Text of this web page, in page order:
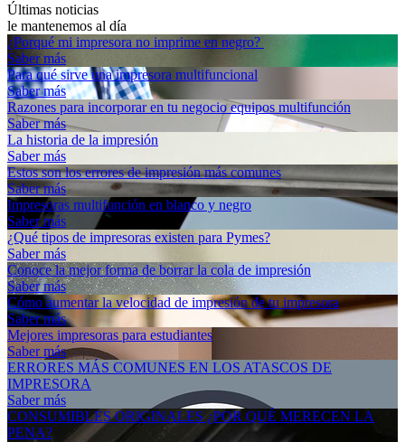
Últimas noticias
le mantenemos al día
¿Porqué mi impresora no imprime en negro?
Saber más
Para qué sirve una impresora multifuncional
Saber más
Razones para incorporar en tu negocio equipos multifunción
Saber más
La historia de la impresión
Saber más
Estos son los errores de impresión más comunes
Saber más
Impresoras multifunción en blanco y negro
Saber más
¿Qué tipos de impresoras existen para Pymes?
Saber más
Conoce la mejor forma de borrar la cola de impresión
Saber más
Cómo aumentar la velocidad de impresión de tu impresora
Saber más
Mejores impresoras para estudiantes
Saber más
ERRORES MÁS COMUNES EN LOS ATASCOS DE
IMPRESORA
Saber más
CONSUMIBLES ORIGINALES ¿POR QUÉ MERECEN LA
PENA?